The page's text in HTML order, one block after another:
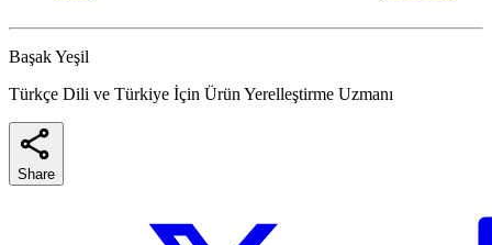
Başak Yeşil
Türkçe Dili ve Türkiye İçin Ürün Yerelleştirme Uzmanı
Share